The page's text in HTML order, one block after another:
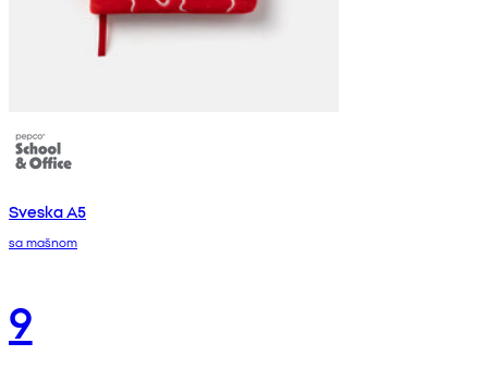
Sveska A5
sa mašnom
9